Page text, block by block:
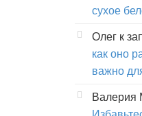
сухое
Олег к
как оно
важно
Валерия